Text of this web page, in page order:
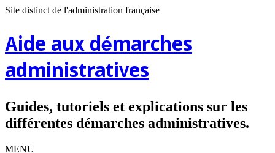
Site distinct de l'administration française
Aide aux démarches
administratives
Guides, tutoriels et explications sur les
différentes démarches administratives.
MENU